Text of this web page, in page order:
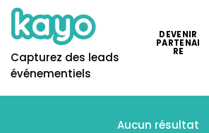
Capturez des leads
événementiels
DEVENIR
PARTENAI
RE
Aucun résultat